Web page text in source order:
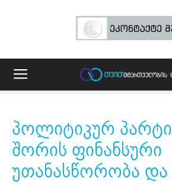
პოლიტიკურ
შორის ფინანსური
უთანასწორობა და